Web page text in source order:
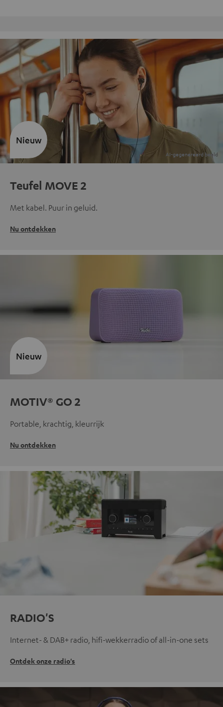
Teufel MOVE 2
Met kabel. Puur in geluid.
Nu ontdekken
Nieuw
MOTIV® GO 2
Portable, krachtig, kleurrijk
Nu ontdekken
Nieuw
RADIO'S
Internet- & DAB+ radio, hifi-wekkerradio of all-in-one sets
Ontdek onze radio's